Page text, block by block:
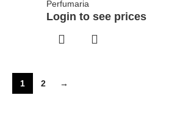
Perfumaria
Login to see prices
1 2 →